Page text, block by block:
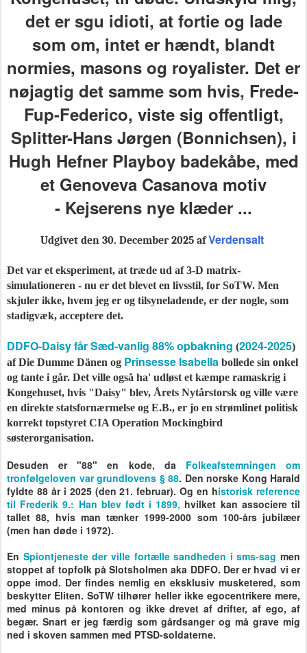
det er sgu idioti, at fortie og lade
som om, intet er hændt, blandt
normies, masons og royalister. Det er
nøjagtig det samme som hvis, Frede-
Fup-Federico, viste sig offentligt,
Splitter-Hans Jørgen (Bonnichsen), i
Hugh Hefner Playboy badekåbe, med
et Genoveva Casanova motiv
- Kejserens nye klæder ...
Udgivet den 30. December 2025 afVerdensalt
Det var et eksperiment, at træde ud af 3-D matrix-
simulationeren - nu er det blevet en livsstil, for SoTW. Men
skjuler ikke, hvem jeg er og tilsyneladende, er der nogle, som
stadigvæk, acceptere det.
DDFO-Daisy får Sæd-vanlig 88% opbakning (2024-2025)
af Die Dumme Dänen og Prinsesse Isabella bollede sin onkel
og tante i går. Det ville også ha' udløst et kæmpe ramaskrig i
Kongehuset, hvis "Daisy" blev, Årets Nytårstorsk og ville være
en direkte statsfornærmelse og E.B., er jo en strømlinet politisk
korrekt topstyret CIA Operation Mockingbird
søsterorganisation.
Desuden er "88" en kode, da Folkeafstemningen om
tronfølgeloven var grundlovens § 88. Den norske Kong Harald
fyldte 88 år i 2025 (den 21. februar). Og en historisk reference
til Frederik 9.: Han blev født i 1899, hvilket kan associere til
tallet 88, hvis man tænker 1999-2000 som 100-års jubilæer
(men han døde i 1972).
En Spiontjeneste der ville fortælle sandheden i sms-sag men
stoppet af topfolk på Slotsholmen aka DDFO. Der er hvad vi er
oppe imod. Der findes nemlig en eksklusiv musketered, som
beskytter Eliten.SoTW tilhører heller ikke egocentrikere mere,
med minus på kontoren og ikke drevet af drifter, af ego, af
begær. Snart er jeg færdig som gårdsanger og må grave mig
ned i skoven sammen med PTSD-soldaterne.